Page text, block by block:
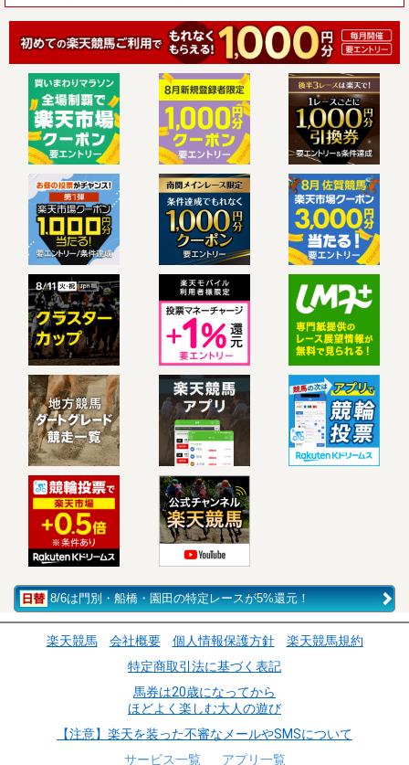
8/6は門別・船橋・園田の特定レースが5%還元！
楽天競馬 会社概要 個人情報保護方針
楽天競馬規約
特定商取引法に基づく表記
馬券は20歳になってから
ほどよく楽しむ大人の遊び
【注意】楽天を装った不審なメールやSMSについて
サービス一覧
アプリ一覧